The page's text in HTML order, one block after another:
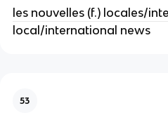
les nouvelles (f.) locales/
local/international news
53